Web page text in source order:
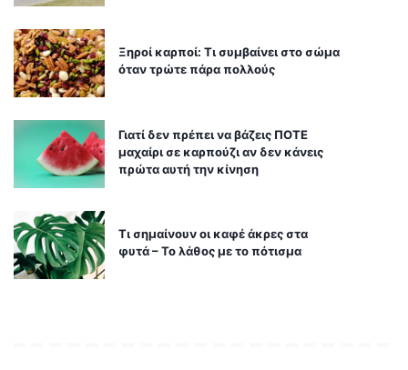
Ξηροί καρποί: Τι συμβαίνει στο σώμα
όταν τρώτε πάρα πολλούς
Γιατί δεν πρέπει να βάζεις ΠΟΤΕ
μαχαίρι σε καρπούζι αν δεν κάνεις
πρώτα αυτή την κίνηση
Τι σημαίνουν οι καφέ άκρες στα
φυτά – Το λάθος με το πότισμα